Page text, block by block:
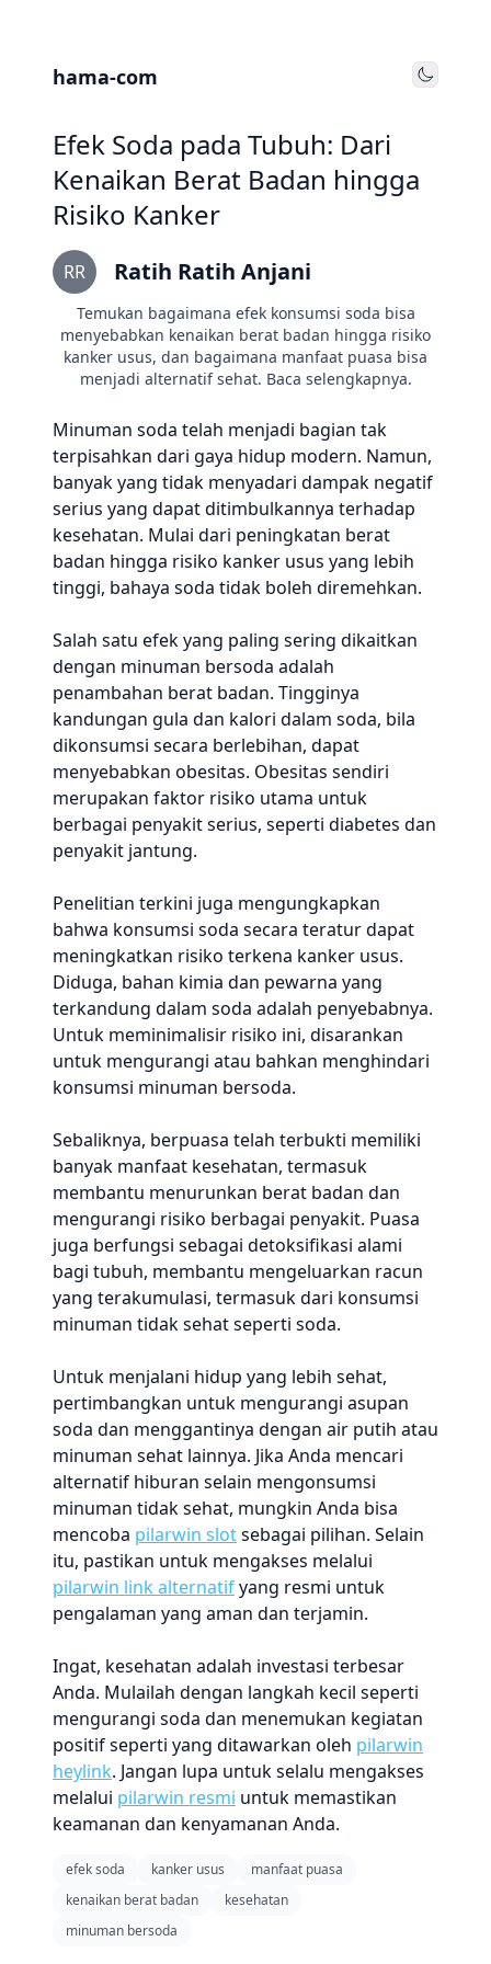
hama-com Toggle
Efek Soda pada Tubuh: Dari
Kenaikan Berat Badan hingga
Risiko Kanker
RR Ratih Ratih Anjani
Temukan bagaimana efek konsumsi soda bisa
menyebabkan kenaikan berat badan hingga risiko
kanker usus, dan bagaimana manfaat puasa bisa
menjadi alternatif sehat. Baca selengkapnya.
Minuman soda telah menjadi bagian tak
terpisahkan dari gaya hidup modern. Namun,
banyak yang tidak menyadari dampak negatif
serius yang dapat ditimbulkannya terhadap
kesehatan. Mulai dari peningkatan berat
badan hingga risiko kanker usus yang lebih
tinggi, bahaya soda tidak boleh diremehkan.
Salah satu efek yang paling sering dikaitkan
dengan minuman bersoda adalah
penambahan berat badan. Tingginya
kandungan gula dan kalori dalam soda, bila
dikonsumsi secara berlebihan, dapat
menyebabkan obesitas. Obesitas sendiri
merupakan faktor risiko utama untuk
berbagai penyakit serius, seperti diabetes dan
penyakit jantung.
Penelitian terkini juga mengungkapkan
bahwa konsumsi soda secara teratur dapat
meningkatkan risiko terkena kanker usus.
Diduga, bahan kimia dan pewarna yang
terkandung dalam soda adalah penyebabnya.
Untuk meminimalisir risiko ini, disarankan
untuk mengurangi atau bahkan menghindari
konsumsi minuman bersoda.
Sebaliknya, berpuasa telah terbukti memiliki
banyak manfaat kesehatan, termasuk
membantu menurunkan berat badan dan
mengurangi risiko berbagai penyakit. Puasa
juga berfungsi sebagai detoksifikasi alami
bagi tubuh, membantu mengeluarkan racun
yang terakumulasi, termasuk dari konsumsi
minuman tidak sehat seperti soda.
Untuk menjalani hidup yang lebih sehat,
pertimbangkan untuk mengurangi asupan
soda dan menggantinya dengan air putih atau
minuman sehat lainnya. Jika Anda mencari
alternatif hiburan selain mengonsumsi
minuman tidak sehat, mungkin Anda bisa
mencoba pilarwin slotsebagai pilihan. Selain
itu, pastikan untuk mengakses melalui
pilarwin link alternatifyang resmi untuk
pengalaman yang aman dan terjamin.
Ingat, kesehatan adalah investasi terbesar
Anda. Mulailah dengan langkah kecil seperti
mengurangi soda dan menemukan kegiatan
positif seperti yang ditawarkan oleh pilarwin
heylink. Jangan lupa untuk selalu mengakses
melalui pilarwin resmi untuk memastikan
keamanan dan kenyamanan Anda.
efek soda kanker usus
manfaat puasa
kenaikan berat badan
kesehatan
minuman bersoda